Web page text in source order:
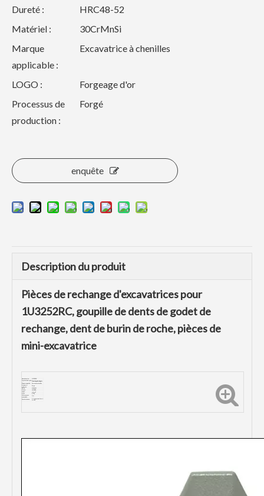
Dureté :
HRC48-52
Matériel :
30CrMnSi
Marque
applicable :
Excavatrice à chenilles
LOGO :
Forgeage d'or
Processus de
production :
Forgé
enquête
Description du produit
Pièces de rechange d'excavatrices pour
1U3252RC, goupille de dents de godet de
rechange, dent de burin de roche, pièces de
mini-excavatrice
Dents de godet forgées
Marque compatible :
Excavatrice à chenilles
Forger
Traction :
1450MPA
Impact:
Offrir un service
Détail de livraison: